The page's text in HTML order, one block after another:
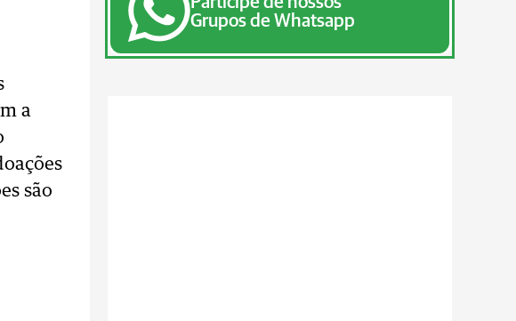
a
são
Grupos de Whatsapp